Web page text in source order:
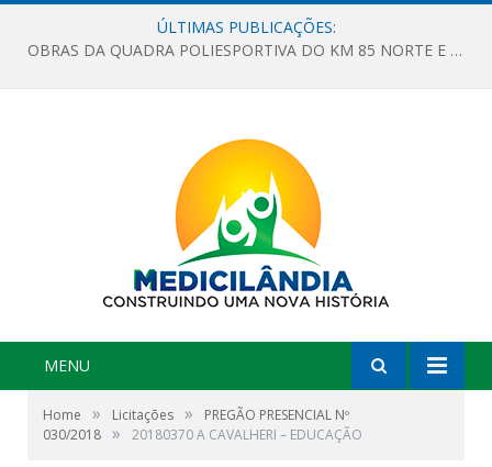
ÚLTIMAS PUBLICAÇÕES:
OBRAS DA QUADRA POLIESPORTIVA DO KM 85 NORTE E DA ESCOLA GASPAR VIANA AVANÇAM
MENU
Home » Licitações »
PREGÃO PRESENCIAL Nº
030/2018 » 20180370 A CAVALHERI – EDUCAÇÃO